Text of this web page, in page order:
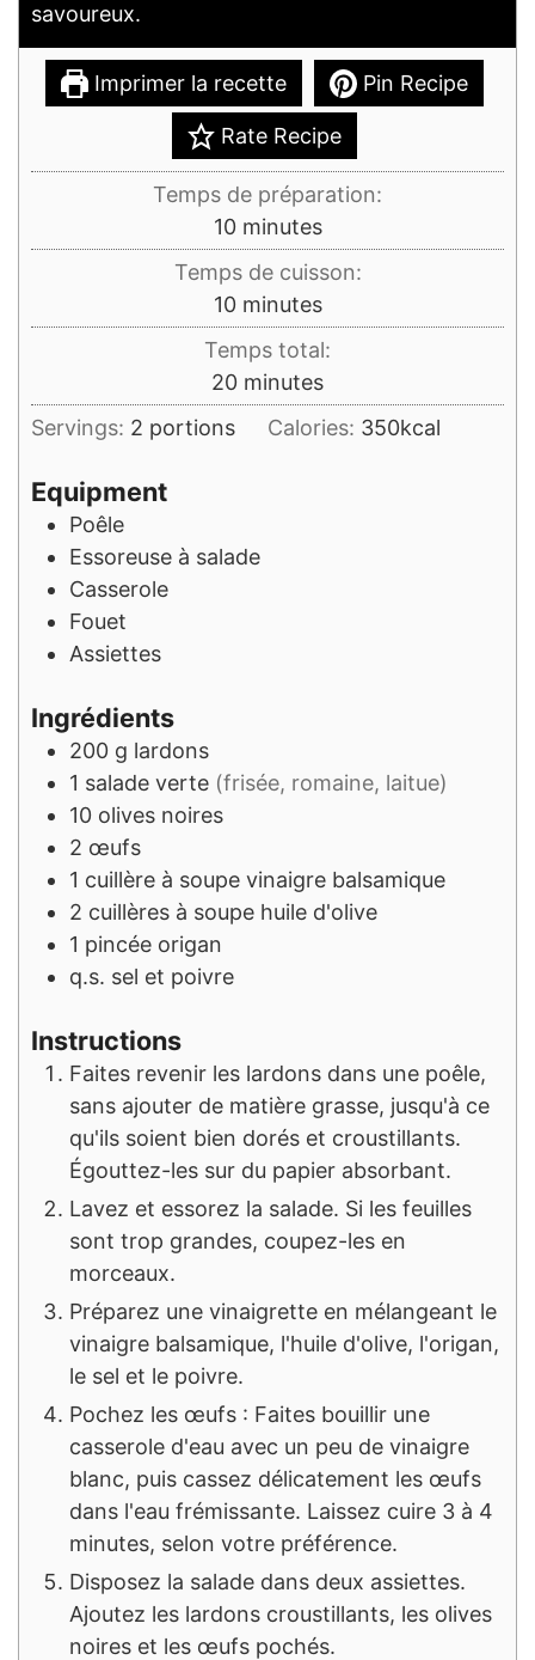
savoureux.
Imprimer la recette Pin Recipe
Rate Recipe
Temps de préparation:
10minutes
minutes
Temps de cuisson:
10minutes
minutes
Temps total:
20minutes
minutes
Servings: 2 portions Calories: 350kcal
Equipment
Poêle
Essoreuse à salade
Casserole
Fouet
Assiettes
Ingrédients
200 g lardons
1 salade verte (frisée, romaine, laitue)
10 olives noires
2 œufs
1 cuillère à soupe vinaigre balsamique
2 cuillères à soupe huile d'olive
1 pincée origan
q.s. sel et poivre
Instructions
Faites revenir les lardons dans une poêle,
sans ajouter de matière grasse, jusqu'à ce
qu'ils soient bien dorés et croustillants.
Égouttez-les sur du papier absorbant.
Lavez et essorez la salade. Si les feuilles
sont trop grandes, coupez-les en
morceaux.
Préparez une vinaigrette en mélangeant le
vinaigre balsamique, l'huile d'olive, l'origan,
le sel et le poivre.
Pochez les œufs : Faites bouillir une
casserole d'eau avec un peu de vinaigre
blanc, puis cassez délicatement les œufs
dans l'eau frémissante. Laissez cuire 3 à 4
minutes, selon votre préférence.
Disposez la salade dans deux assiettes.
Ajoutez les lardons croustillants, les olives
noires et les œufs pochés.